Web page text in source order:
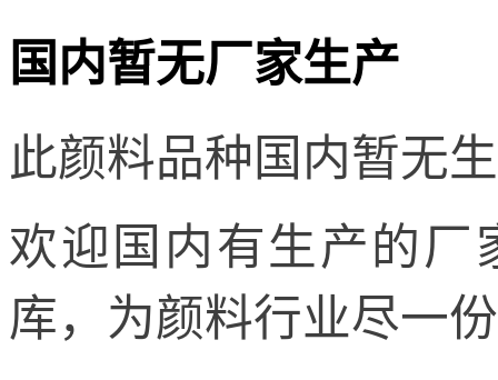
国内暂无厂家生产
此颜料品种国内暂无
欢迎国内有生产的厂
库，为颜料行业尽一